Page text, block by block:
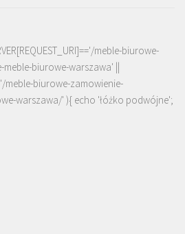
meble-biurowe-
biurowe-warszawa' ||
meble-biurowe-zamowienie-
warszawa/' ){ echo 'łóżko podwójne';